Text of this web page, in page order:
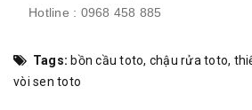
Hotline : 0968 458 885
Tags: bồn cầu toto, chậu rửa toto,
vòi sen toto